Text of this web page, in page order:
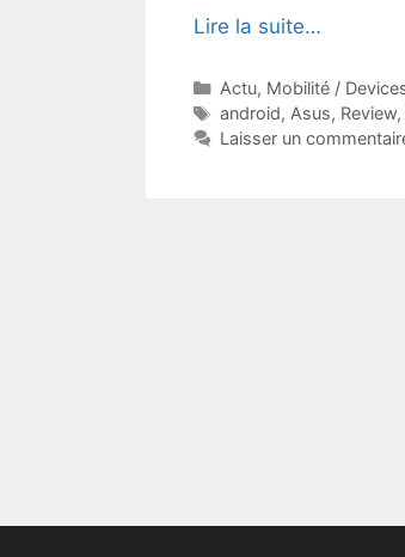
Lire la suite…
Catégories
Actu, Mobilité /
Étiquettes
android, Asus, Review,
Laisser un